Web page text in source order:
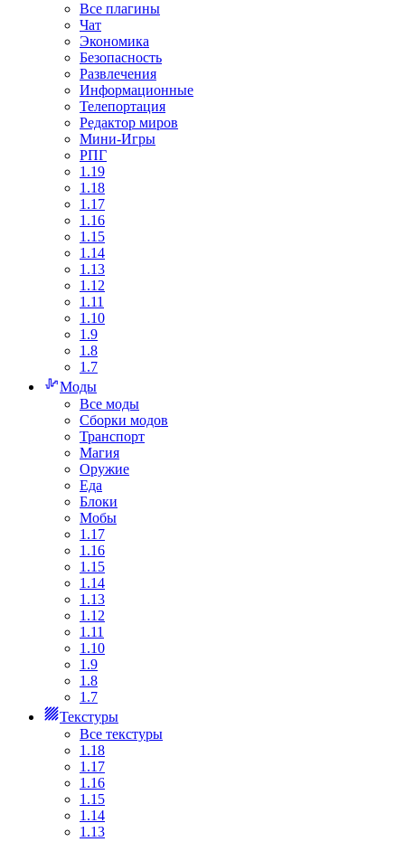
Все плагины
Чат
Экономика
Безопасность
Развлечения
Информационные
Телепортация
Редактор миров
Мини-Игры
РПГ
1.19
1.18
1.17
1.16
1.15
1.14
1.13
1.12
1.11
1.10
1.9
1.8
1.7
Моды
Все моды
Сборки модов
Транспорт
Магия
Оружие
Еда
Блоки
Мобы
1.17
1.16
1.15
1.14
1.13
1.12
1.11
1.10
1.9
1.8
1.7
Текстуры
Все текстуры
1.18
1.17
1.16
1.15
1.14
1.13